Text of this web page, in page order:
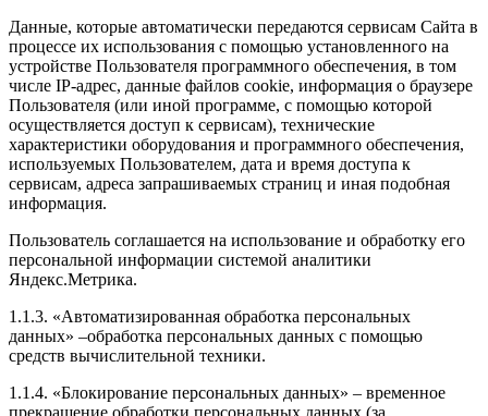
Данные, которые автоматически передаются сервисам Сайта в
процессе их использования с помощью установленного на
устройстве Пользователя программного обеспечения, в том
числе IP-адрес, данные файлов cookie, информация о браузере
Пользователя (или иной программе, с помощью которой
осуществляется доступ к сервисам), технические
характеристики оборудования и программного обеспечения,
используемых Пользователем, дата и время доступа к
сервисам, адреса запрашиваемых страниц и иная подобная
информация.
Пользователь соглашается на использование и обработку его
персональной информации системой аналитики
Яндекс.Метрика.
1.1.3. «Автоматизированная обработка персональных
данных» –обработка персональных данных с помощью
средств вычислительной техники.
1.1.4. «Блокирование персональных данных» – временное
прекращение обработки персональных данных (за